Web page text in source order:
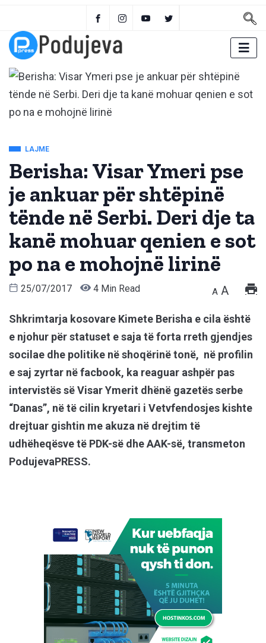
LAJME
Berisha: Visar Ymeri pse
je ankuar për shtëpinë
tënde në Serbi. Deri dje ta
kanë mohuar qenien e sot
po na e mohojnë lirinë
25/07/2017 4 Min Read A A
Shkrimtarja kosovare Kimete Berisha e cila është
e njohur për statuset e saja të forta rreth gjendjes
socilae dhe politike në shoqërinë tonë, në profilin
e saj zyrtar në facbook, ka reaguar ashpër pas
intervistës së Visar Ymerit dhënë gazetës serbe
“Danas”, në të cilin kryetari i Vetvfendosjes kishte
drejtuar gishtin me akuza në drejtim të
udhëheqësve të PDK-së dhe AAK-së, transmeton
PodujevaPRESS.